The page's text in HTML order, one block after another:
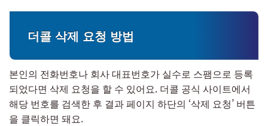
더콜 삭제 요청 방법
본인의 전화번호나 회사 대표번호가 실수로 스팸으로 등록
되었다면 삭제 요청을 할 수 있어요. 더콜 공식 사이트에서
해당 번호를 검색한 후 결과 페이지 하단의 ‘삭제 요청’ 버튼
을 클릭하면 돼요.